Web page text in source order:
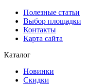
Полезные статьи
Выбор площадки
Контакты
Карта сайта
Каталог
Новинки
Скидки